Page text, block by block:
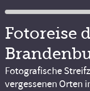
Fotoreise
Fotografische
vergessenen Orten